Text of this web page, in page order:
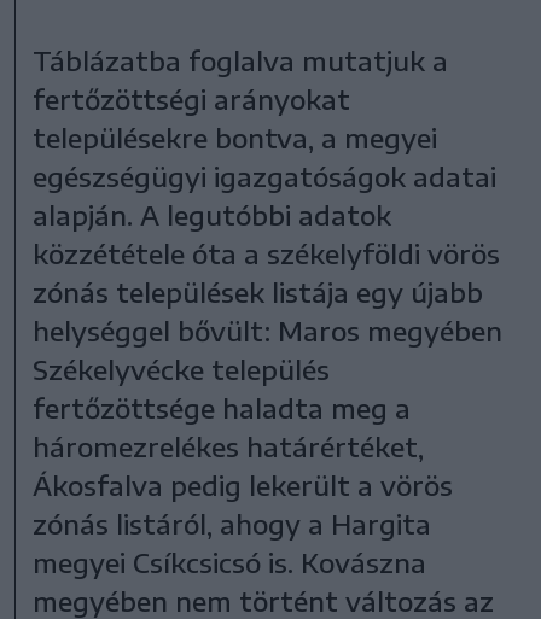
Táblázatba foglalva mutatjuk a
fertőzöttségi arányokat
településekre bontva, a megyei
egészségügyi igazgatóságok adatai
alapján. A legutóbbi adatok
közzététele óta a székelyföldi vörös
zónás települések listája egy újabb
helységgel bővült: Maros megyében
Székelyvécke település
fertőzöttsége haladta meg a
háromezrelékes határértéket,
Ákosfalva pedig lekerült a vörös
zónás listáról, ahogy a Hargita
megyei Csíkcsicsó is. Kovászna
megyében nem történt változás az